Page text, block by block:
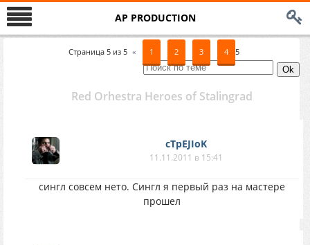
AP PRODUCTION
Страница 5 из 5 « 1 2 3 4 5
Red Orhestra Heroes of Stalingrad
cTpEJIoK
11.11.2011 в 15:41
сингл совсем нето. Сингл я первый раз на мастере
прошел